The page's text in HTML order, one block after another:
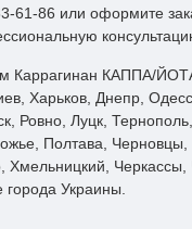
61-86 или оформите
Каррагинан КАППА/
Харьков, Днепр,
Ровно, Луцк,
Полтава, Черновцы,
Черкассы,
города Украины.